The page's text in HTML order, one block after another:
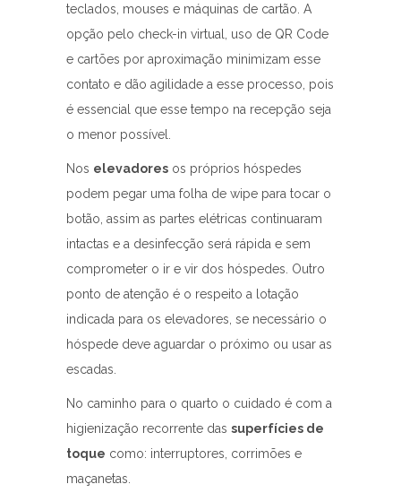
teclados, mouses e máquinas de cartão. A
opção pelo check-in virtual, uso de QR Code
e cartões por aproximação minimizam esse
contato e dão agilidade a esse processo, pois
é essencial que esse tempo na recepção seja
o menor possível.
Nos elevadores os próprios hóspedes
podem pegar uma folha de wipe para tocar o
botão, assim as partes elétricas continuaram
intactas e a desinfecção será rápida e sem
comprometer o ir e vir dos hóspedes. Outro
ponto de atenção é o respeito a lotação
indicada para os elevadores, se necessário o
hóspede deve aguardar o próximo ou usar as
escadas.
No caminho para o quarto o cuidado é com a
higienização recorrente das superfícies de
toque como: interruptores, corrimões e
maçanetas.